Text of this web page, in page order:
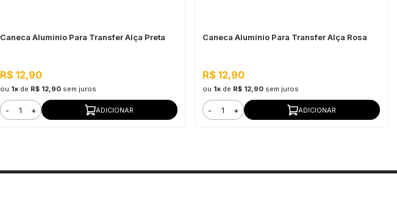
Caneca Alumínio Para Transfer Alça Preta
R$ 12,90
ou 1xde R$ 12,90 sem juros
- + ADICIONAR
Caneca Alumínio Para Transfer Alça Rosa
R$ 12,90
ou 1xde R$ 12,90 sem juros
- + ADICIONAR